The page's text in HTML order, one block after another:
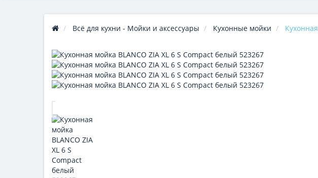
Всё для кухни - Мойки и аксессуары Кухонные мойки